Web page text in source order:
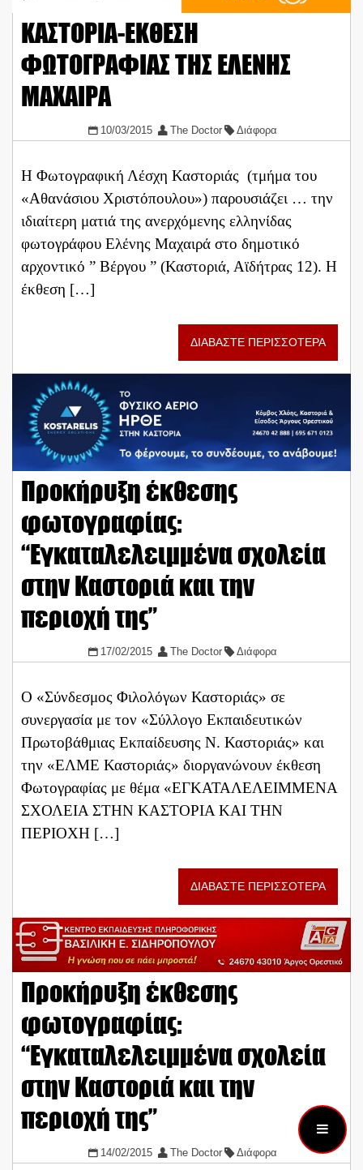
ΚΑΣΤΟΡΙΑ-EKΘΕΣΗ
ΦΩΤΟΓΡΑΦΙΑΣ ΤΗΣ ΕΛΕΝΗΣ
ΜΑΧΑΙΡΑ
10/03/2015 The Doctor Διάφορα
Η Φωτογραφική Λέσχη Καστοριάς (τμήμα του
«Αθανάσιου Χριστόπουλου») παρουσιάζει … την
ιδιαίτερη ματιά της ανερχόμενης ελληνίδας
φωτογράφου Ελένης Μαχαιρά στο δημοτικό
αρχοντικό ” Βέργου ” (Καστοριά, Αϊδήτρας 12). Η
έκθεση […]
ΔΙΑΒΑΣΤΕ ΠΕΡΙΣΣΟΤΕΡΑ
Προκήρυξη έκθεσης
φωτογραφίας:
“Εγκαταλελειμμένα σχολεία
στην Καστοριά και την
περιοχή της”
17/02/2015 The Doctor Διάφορα
Ο «Σύνδεσμος Φιλολόγων Καστοριάς» σε
συνεργασία με τον «Σύλλογο Εκπαιδευτικών
Πρωτοβάθμιας Εκπαίδευσης Ν. Καστοριάς» και
την «ΕΛΜΕ Καστοριάς» διοργανώνουν έκθεση
Φωτογραφίας με θέμα «ΕΓΚΑΤΑΛΕΛΕΙΜΜΕΝΑ
ΣΧΟΛΕΙΑ ΣΤΗΝ ΚΑΣΤΟΡΙΑ ΚΑΙ ΤΗΝ
ΠΕΡΙΟΧΗ […]
ΔΙΑΒΑΣΤΕ ΠΕΡΙΣΣΟΤΕΡΑ
Προκήρυξη έκθεσης
φωτογραφίας:
“Εγκαταλελειμμένα σχολεία
στην Καστοριά και την
περιοχή της”
14/02/2015 The Doctor Διάφορα